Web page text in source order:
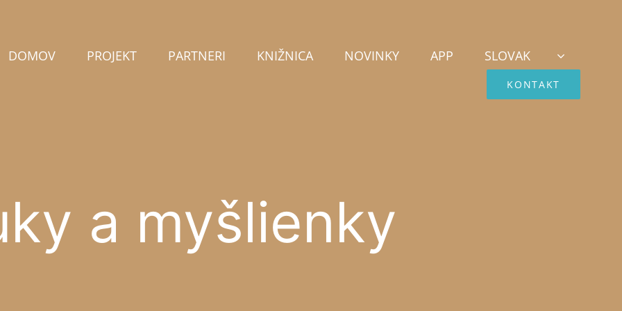
DOMOV PROJEKT PARTNERI KNIŽNICA NOVINKY APP SLOVAK
KONTAKT
a myšlienky